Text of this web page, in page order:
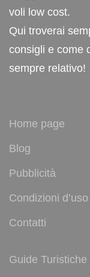
voli low cost.
Qui troverai
consigli e come
sempre relativo!
Home page
Blog
Pubblicità
Condizioni d’uso
Contatti
Guide Turistiche